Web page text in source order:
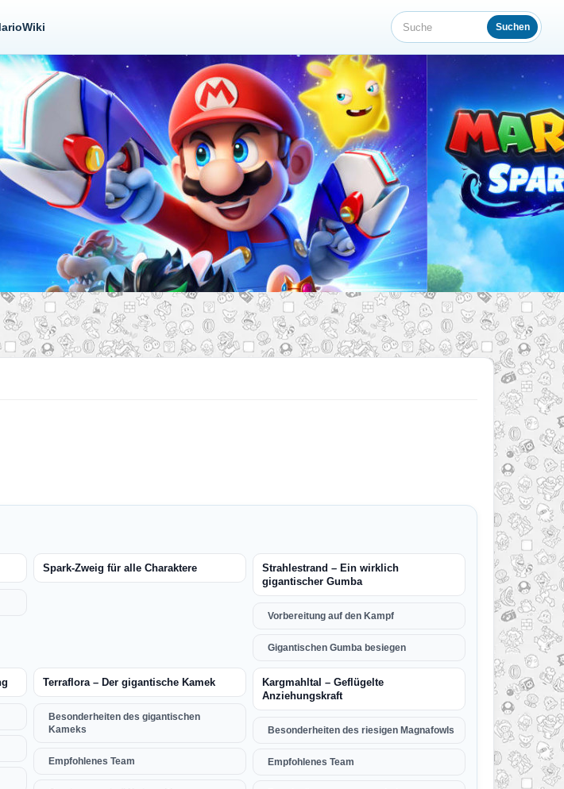
Suche Suchen
Spark-Zweig für alle Charaktere
Strahlestrand – Ein wirklich
gigantischer Gumba
Vorbereitung auf den Kampf
Gigantischen Gumba besiegen
Terraflora – Der gigantische Kamek
Besonderheiten des gigantischen
Kameks
Empfohlenes Team
Kargmahltal – Geflügelte
Anziehungskraft
Besonderheiten des riesigen Magnafowls
Empfohlenes Team